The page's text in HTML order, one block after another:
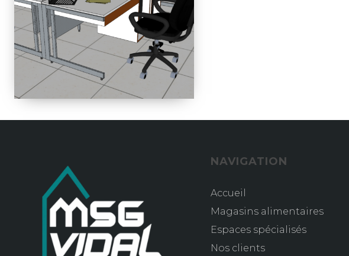
NAVIGATION
Accueil
Magasins alimentaires
Espaces spécialisés
Nos clients